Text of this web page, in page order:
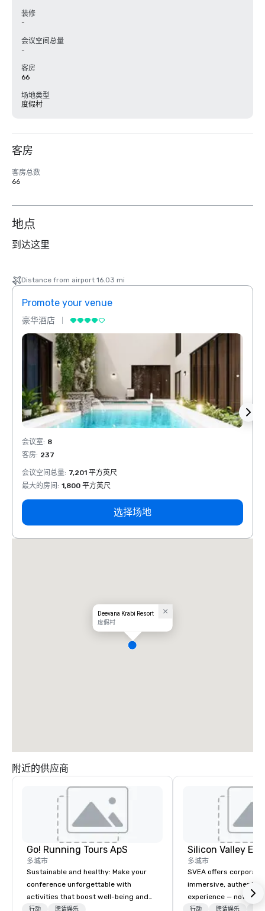
装修
-
会议空间总量
-
客房
66
场地类型
度假村
客房
客房总数
66
地点
到达这里
Distance from airport 16.03 mi
Promote your venue
豪华酒店
会议室: 8
客房: 237
会议空间总量: 7,201 平方英尺
最大的房间 : 1,800 平方英尺
选择场地
Deevana Krabi Resort
度假村
附近的供应商
Go! Running Tours ApS
多城市
Sustainable and healthy: Make your
conference unforgettable with
activities that boost well-being and
lower carbon footprints. Explore the
行动 聘请娱乐
多城市
SVEA offers
immersive, authentic
experience — not a
transformation. We
行动 聘请娱乐